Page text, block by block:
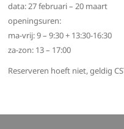
data: 27 februari – 20 maart
openingsuren:
ma-vrij: 9 – 9:30 + 13:30-16:30
za-zon: 13 – 17:00
Reserveren hoeft niet, geldig